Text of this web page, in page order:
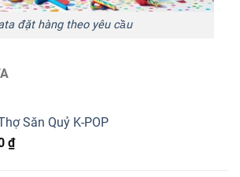
đặt hàng theo yêu cầu
Săn Quỷ K-POP
₫